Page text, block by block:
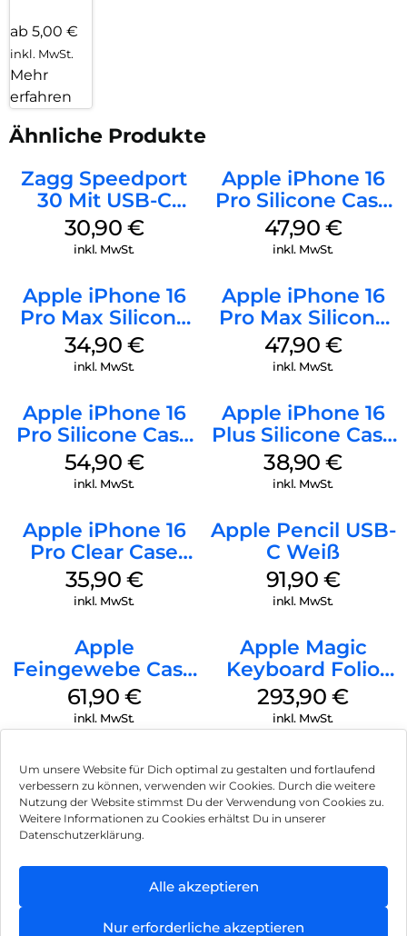
Um unsere Website für Dich optimal zu gestalten und fortlaufend
verbessern zu können, verwenden wir Cookies. Durch die weitere
Nutzung der Website stimmst Du der Verwendung von Cookies zu.
Weitere Informationen zu Cookies erhältst Du in unserer
Datenschutzerklärung.
Alle akzeptieren
Nur erforderliche akzeptieren
ab 5,00 €
inkl. MwSt.
Mehr
erfahren
Ähnliche Produkte
Zagg Speedport
30 Mit USB-C
Kabel Weiß
30,90 €
inkl. MwSt.
Apple iPhone 16
Pro Silicone Case
MagSafe Denim
47,90 €
inkl. MwSt.
Apple iPhone 16
Pro Max Silicone
Case MagSafe
Denim
34,90 €
inkl. MwSt.
Apple iPhone 16
Pro Max Silicone
Case MagSafe
Black
47,90 €
inkl. MwSt.
Apple iPhone 16
Pro Silicone Case
MagSafe Black
54,90 €
inkl. MwSt.
Apple iPhone 16
Plus Silicone Case
MagSafe Denim
38,90€
inkl. MwSt.
Apple iPhone 16
Pro Clear Case
MagSafe
Transparent
35,90 €
inkl. MwSt.
Apple Pencil USB-
C Weiß
91,90 €
inkl. MwSt.
Apple
Feingewebe Case
iPhone 15 Pro
MagSafe Schwarz
61,90 €
inkl. MwSt.
Apple Magic
Keyboard Folio
iPad 10.9″ (10.Gen.)
Weiß
293,90€
inkl. MwSt.
Impressum